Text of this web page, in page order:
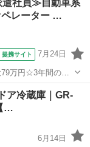
社員≫自動車系
ペレーター …
提携サイト 7月24日
万円☆3年間の手
ラックメーカーで
！！【20代でも年
ア冷蔵庫｜GR-
…
6月14日